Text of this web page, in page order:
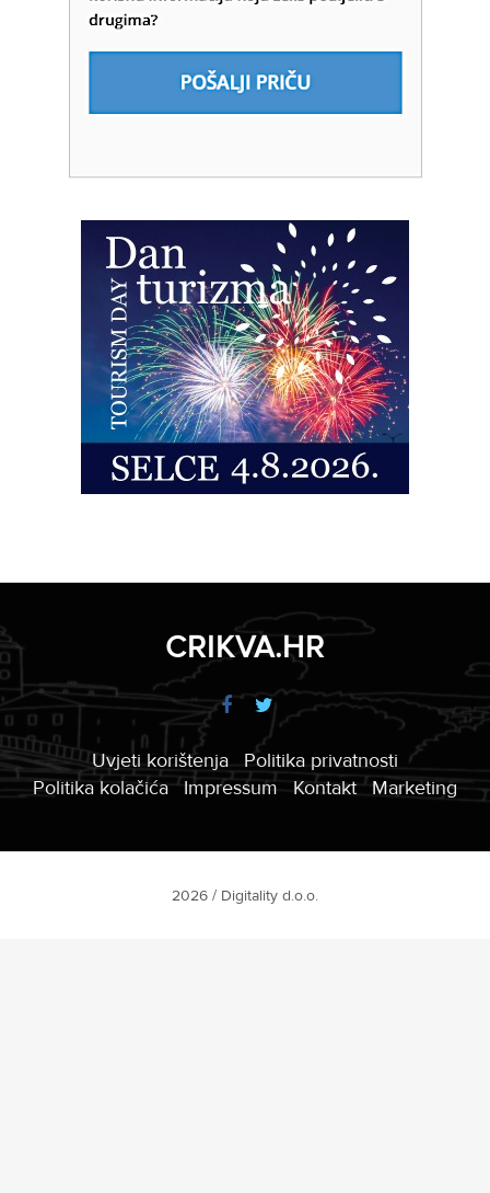
CRIKVA.HR
Uvjeti korištenja
Politika privatnosti
Politika kolačića
Impressum Kontakt Marketing
2026 / Digitality d.o.o.